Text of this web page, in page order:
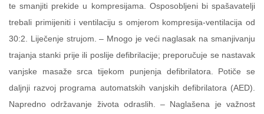
te smanjiti prekide u kompresijama. Osposobljeni bi spašavatelji
trebali primijeniti i ventilaciju s omjerom kompresija-ventilacija od
30:2. Liječenje strujom. – Mnogo je veći naglasak na smanjivanju
trajanja stanki prije ili poslije defibrilacije; preporučuje se nastavak
vanjske masaže srca tijekom punjenja defibrilatora. Potiče se
daljnji razvoj programa automatskih vanjskih defibrilatora (AED).
Napredno održavanje života odraslih. – Naglašena je važnost